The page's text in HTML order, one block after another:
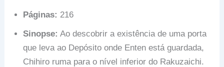
Páginas: 216
Sinopse: Ao descobrir a existência de uma porta
que leva ao Depósito onde Enten está guardada,
Chihiro ruma para o nível inferior do Rakuzaichi.